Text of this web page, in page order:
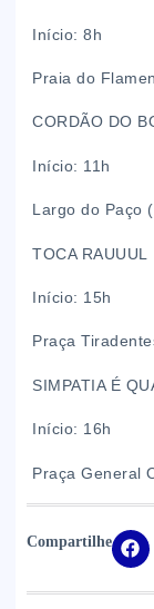
Início: 8h
Praia do
CORDÃO DO
Início: 11h
Largo do Paço
TOCA RAUUUL
Início: 15h
Praça
SIMPATIA É
Início: 16h
Praça General
Compartilhe